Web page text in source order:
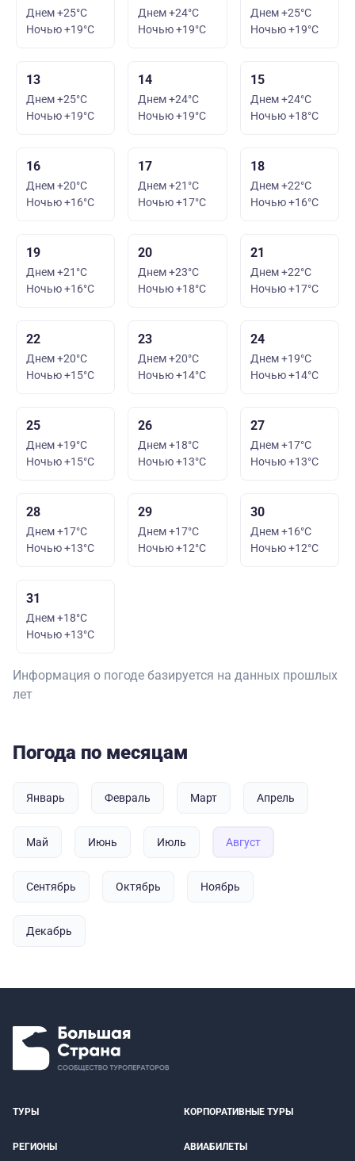
Днем +25°C
Ночью +19°C
Днем +24°C
Ночью +19°C
Днем +25°C
Ночью +19°C
13
Днем +25°C
Ночью +19°C
14
Днем +24°C
Ночью +19°C
15
Днем +24°C
Ночью +18°C
16
Днем +20°C
Ночью +16°C
17
Днем +21°C
Ночью +17°C
18
Днем +22°C
Ночью +16°C
19
Днем +21°C
Ночью +16°C
20
Днем +23°C
Ночью +18°C
21
Днем +22°C
Ночью +17°C
22
Днем +20°C
Ночью +15°C
23
Днем +20°C
Ночью +14°C
24
Днем +19°C
Ночью +14°C
25
Днем +19°C
Ночью +15°C
26
Днем +18°C
Ночью +13°C
27
Днем +17°C
Ночью +13°C
28
Днем +17°C
Ночью +13°C
29
Днем +17°C
Ночью +12°C
30
Днем +16°C
Ночью +12°C
31
Днем +18°C
Ночью +13°C
Информация о погоде базируется на данных прошлых
лет
Погода по месяцам
Январь Февраль Март Апрель
Май Июнь Июль Август
Сентябрь Октябрь Ноябрь
Декабрь
ТУРЫ КОРПОРАТИВНЫЕ ТУРЫ
РЕГИОНЫ АВИАБИЛЕТЫ